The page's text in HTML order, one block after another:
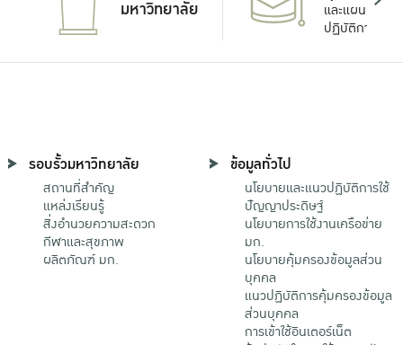
มหาวิทยาลัย
และแผน
ปฏิบัติการ
รอบรั้วมหาวิทยาลัย
สถานที่สำคัญ
แหล่งเรียนรู้
สิ่งอำนวยความสะดวก
กีฬาและสุขภาพ
ผลิตภัณฑ์ มก.
ข้อมูลทั่วไป
นโยบายและแนวปฏิบัติการใช้
ปัญญาประดิษฐ์
นโยบายการใช้งานเครือข่าย
มก.
นโยบายคุ้มครองข้อมูลส่วน
บุคคล
แนวปฏิบัติการคุ้มครองข้อมูล
ส่วนบุคคล
การเข้าใช้อินเตอร์เน็ต